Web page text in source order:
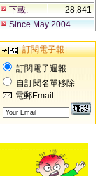
下載:
28,841
Since May 2004
訂閱電子報
訂閱電子週報
自訂閱名單移除
電郵Email: